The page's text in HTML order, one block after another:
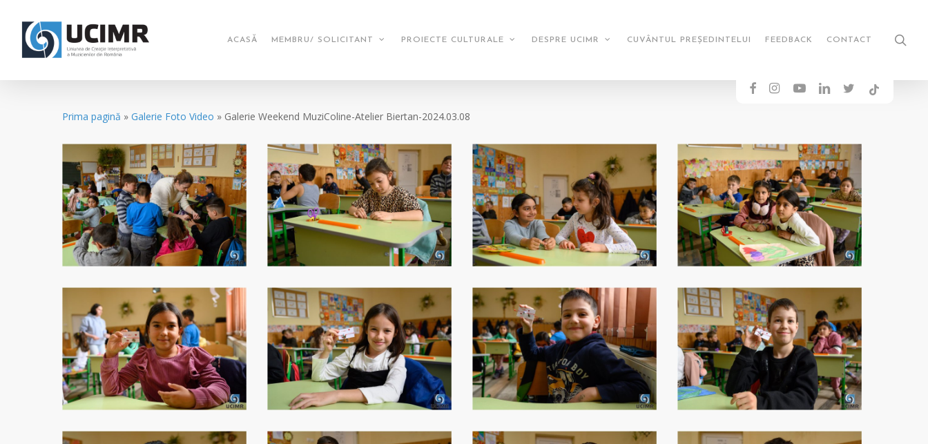
content
ACASĂ MEMBRU/ SOLICITANT PROIECTE CULTURALE DESPRE UCIMR CUVÂNTUL PREȘEDINTELUI FEEDBACK CONTACT
FACEBOOK
INSTAGRAMYOUTUBELINKEDINTWITTERTIKTOK
Prima pagină » Galerie Foto Video » Galerie Weekend MuziColine-Atelier Biertan-2024.03.08